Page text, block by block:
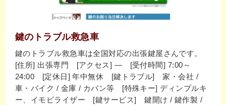
鍵のトラブル救急車
鍵のトラブル救急車は全国対応の出張鍵屋さんです。
[住所] 出張専門 [アクセス] ― [受付時間] 7:00～
24:00 [定休日] 年中無休 [鍵トラブル] 家・会社 /
車・バイク / 金庫 / カバン等 [特殊キー] ディンプルキ
ー、イモビライザー [鍵サービス] 鍵開け / 鍵作製 /